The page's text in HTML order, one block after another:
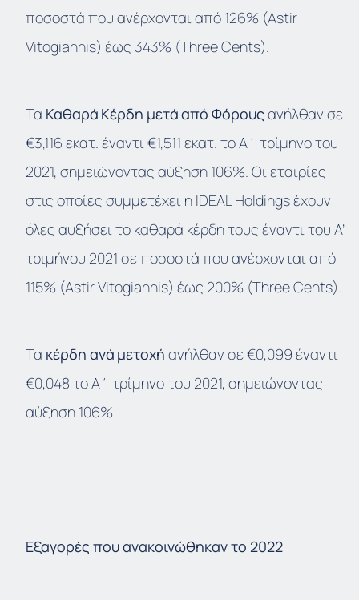
ποσοστά που ανέρχονται από 126% (Astir
Vitogiannis) έως 343% (Three Cents).
Τα Καθαρά Κέρδη μετάαπό Φόρουςανήλθαν σε
€3,116 εκατ. έναντι €1,511 εκατ. το Α΄ τρίμηνο του
2021, σημειώνοντας αύξηση 106%. Οι εταιρίες
στις οποίες συμμετέχει η IDEAL Holdings έχουν
όλες αυξήσει το καθαρά κέρδη τους έναντι του Α’
τριμήνου 2021 σε ποσοστά που ανέρχονται από
115% (Astir Vitogiannis) έως 200% (Three Cents).
Τα κέρδη ανά μετοχή ανήλθαν σε €0,099 έναντι
€0,048 το Α΄ τρίμηνο του 2021, σημειώνοντας
αύξηση 106%.
Εξαγορέςπουανακοινώθηκαντο 2022